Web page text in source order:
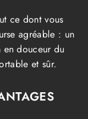
ce dont vous
agréable : un
en douceur du
et sûr.